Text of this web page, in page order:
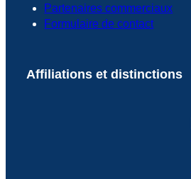
Partenaires commerciaux
Formulaire de contact
Affiliations et distinctions